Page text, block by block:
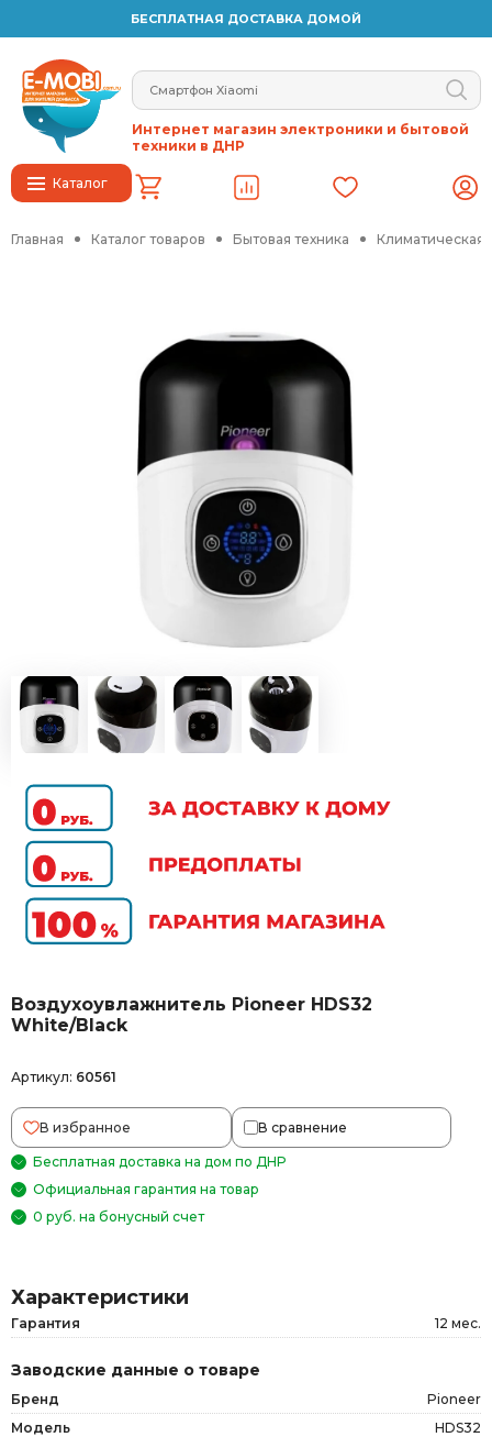
БЕСПЛАТНАЯ ДОСТАВКА ДОМОЙ
Каталог
Интернет магазин электроники и бытовой
техники в ДНР
Главная Каталог товаров Бытовая техника Климатическая
Воздухоувлажнитель Pioneer HDS32
White/Black
Артикул: 60561
В избранное В сравнение
Бесплатная доставка на дом по ДНР
Официальная гарантия на товар
0 руб. на бонусный счет
Характеристики
Гарантия 12 мес.
Заводские данные о товаре
Бренд
Pioneer
Модель
HDS32